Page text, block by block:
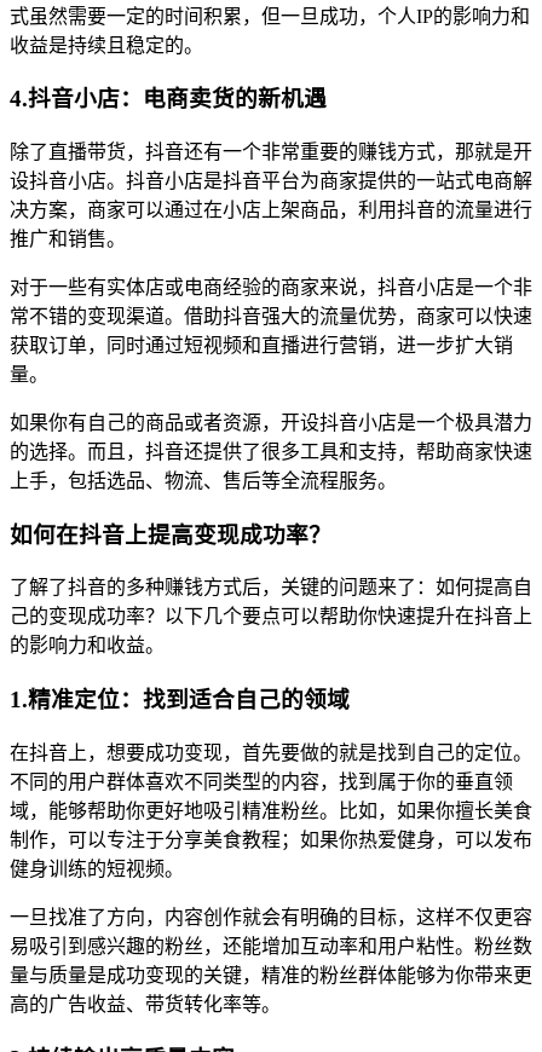
式虽然需要一定的时间积累，但一旦成功，个人IP的影响力和
收益是持续且稳定的。
4.抖音小店：电商卖货的新机遇
除了直播带货，抖音还有一个非常重要的赚钱方式，那就是开
设抖音小店。抖音小店是抖音平台为商家提供的一站式电商解
决方案，商家可以通过在小店上架商品，利用抖音的流量进行
推广和销售。
对于一些有实体店或电商经验的商家来说，抖音小店是一个非
常不错的变现渠道。借助抖音强大的流量优势，商家可以快速
获取订单，同时通过短视频和直播进行营销，进一步扩大销
量。
如果你有自己的商品或者资源，开设抖音小店是一个极具潜力
的选择。而且，抖音还提供了很多工具和支持，帮助商家快速
上手，包括选品、物流、售后等全流程服务。
如何在抖音上提高变现成功率？
了解了抖音的多种赚钱方式后，关键的问题来了：如何提高自
己的变现成功率？以下几个要点可以帮助你快速提升在抖音上
的影响力和收益。
1.精准定位：找到适合自己的领域
在抖音上，想要成功变现，首先要做的就是找到自己的定位。
不同的用户群体喜欢不同类型的内容，找到属于你的垂直领
域，能够帮助你更好地吸引精准粉丝。比如，如果你擅长美食
制作，可以专注于分享美食教程；如果你热爱健身，可以发布
健身训练的短视频。
一旦找准了方向，内容创作就会有明确的目标，这样不仅更容
易吸引到感兴趣的粉丝，还能增加互动率和用户粘性。粉丝数
量与质量是成功变现的关键，精准的粉丝群体能够为你带来更
高的广告收益、带货转化率等。